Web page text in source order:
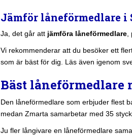
Jämför låneförmedlare i
Ja, det går att jämföra låneförmedlare
Vi rekommenderar att du besöker ett
som är bäst för dig. Läs även igenom
Bäst låneförmedlare
Den låneförmedlare som erbjuder flest
medan Zmarta samarbetar med 35
Ju fler långivare en låneförmedlare